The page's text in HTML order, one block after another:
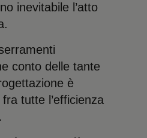
inevitabile l’atto
conto delle tante
è
tutte l’efficienza